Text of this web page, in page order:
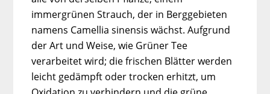
immergrünen Strauch, der in Berggebieten
namens Camellia sinensis wächst. Aufgrund
der Art und Weise, wie Grüner Tee
verarbeitet wird; die frischen Blätter werden
leicht gedämpft oder trocken erhitzt, um